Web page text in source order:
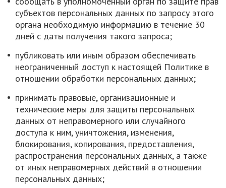
субъектов персональных данных по запросу этого
органа необходимую информацию в течение 30
дней с даты получения такого запроса;
публиковать или иным образом обеспечивать
неограниченный доступ к настоящей Политике в
отношении обработки персональных данных;
принимать правовые, организационные и
технические меры для защиты персональных
данных от неправомерного или случайного
доступа к ним, уничтожения, изменения,
блокирования, копирования, предоставления,
распространения персональных данных, а также
от иных неправомерных действий в отношении
персональных данных;